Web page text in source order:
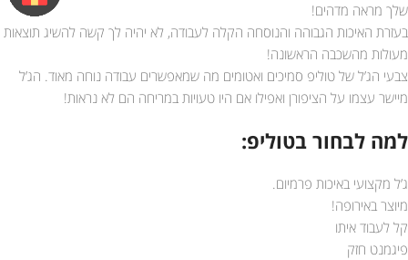
שלך מראה מדהים!
בעזרת האיכות הגבוהה והנוסחה הקלה לעבודה, לא יהיה לך קשה להשיג תוצאות
מעולות מהשכבה הראשונה!
צבעי הג’ל של טוליפ סמיכים ואטומים מה שמאפשרים עבודה נוחה מאוד. הג’ל
מיישר עצמו על הציפורן ואפילו אם היו טעויות במריחה הם לא נראות!
למה לבחור בטוליפ:
ג’ל מקצועי באיכות פרמיום.
מיוצר באירופה!
קל לעבוד איתו
פיגמנט חזק